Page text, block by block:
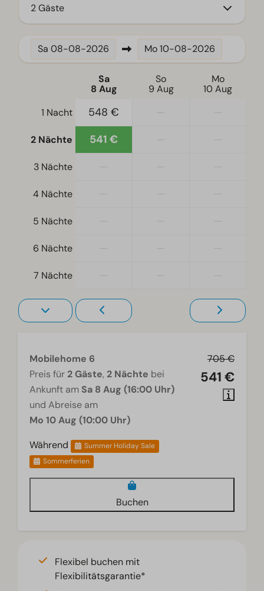
Standort
Freistehend
Schlafzimmer
Einzelbettdecken und Kissen
Schlafzimmer unten: 3
Zugänglichkeit
Ebenerdig
Treppenstufen zur Unterkunft
Wohnzimmer
2 Gäste
Sa 08-08-2026 Mo10-08-2026
Sa
8 Aug
So
9 Aug
Mo
10 Aug
1 Nacht
548 €
2 Nächte 541 €
3 Nächte
4 Nächte
5 Nächte
6 Nächte
7 Nächte
705 €
541 €
Mobilehome 6
Preis für 2 Gäste, 2 Nächte bei
Ankunft am Sa 8 Aug (16:00 Uhr)
und Abreise am
Mo 10 Aug (10:00 Uhr)
Während
Summer Holiday Sale
Sommerferien
Buchen
Flexibel buchen mit
Flexibilitätsgarantie*